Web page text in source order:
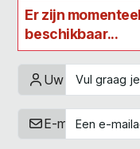
Er zijn
beschikbaar...
Uw naam
E-mailadres